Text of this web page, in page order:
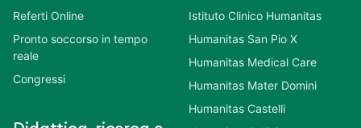
Referti Online
Pronto soccorso in tempo
reale
Congressi
Istituto Clinico Humanitas
Humanitas San Pio X
Humanitas Medical Care
Humanitas Mater Domini
Humanitas Castelli